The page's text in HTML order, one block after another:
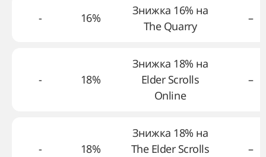
- 16%
Знижка 16% на
The Quarry
–
- 18%
Знижка 18% на
Elder Scrolls
Online
–
- 18%
Знижка 18% на
The Elder Scrolls
–